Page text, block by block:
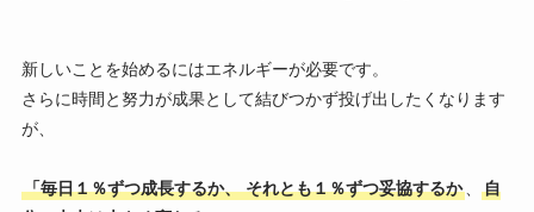
新しいことを始めるにはエネルギーが必要です。
さらに時間と努力が成果として結びつかず投げ出したくなります
が、
「毎日１％ずつ成長するか、 それとも１％ずつ妥協するか、
自